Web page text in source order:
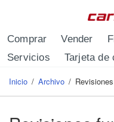
Comprar Vender
Servicios
Tarjeta de
Se encuentra usted
Inicio / Archivo /